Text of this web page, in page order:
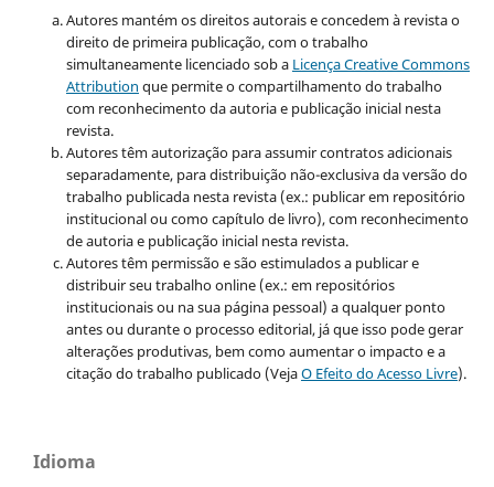
Autores mantém os direitos autorais e concedem à revista o
direito de primeira publicação, com o trabalho
simultaneamente licenciado sob a Licença Creative Commons
Attribution que permite o compartilhamento do trabalho
com reconhecimento da autoria e publicação inicial nesta
revista.
Autores têm autorização para assumir contratos adicionais
separadamente, para distribuição não-exclusiva da versão do
trabalho publicada nesta revista (ex.: publicar em repositório
institucional ou como capítulo de livro), com reconhecimento
de autoria e publicação inicial nesta revista.
Autores têm permissão e são estimulados a publicar e
distribuir seu trabalho online (ex.: em repositórios
institucionais ou na sua página pessoal) a qualquer ponto
antes ou durante o processo editorial, já que isso pode gerar
alterações produtivas, bem como aumentar o impacto e a
citação do trabalho publicado (VejaO Efeito do Acesso Livre).
Idioma